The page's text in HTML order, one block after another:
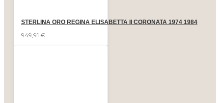
STERLINA ORO REGINA ELISABETTA II CORONATA 1974 1984
949,91 €